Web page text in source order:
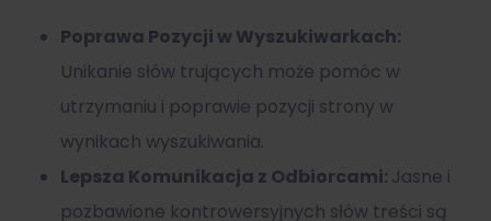
Poprawa Pozycji w Wyszukiwarkach:
Unikanie słów trujących może pomóc w
utrzymaniu i poprawie pozycji strony w
wynikach wyszukiwania.
Lepsza Komunikacja z Odbiorcami: Jasne i
pozbawione kontrowersyjnych słów treści są